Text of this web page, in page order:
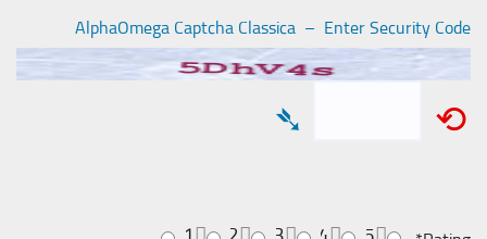
AlphaOmega Captcha Classica – Enter Security Code
⟲
➴